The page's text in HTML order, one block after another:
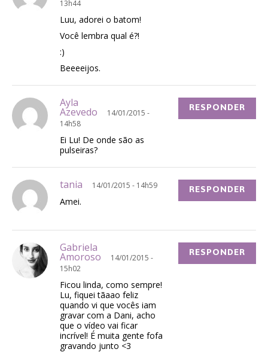
13h44
Luu, adorei o batom!
Você lembra qual é?!
:)
Beeeeijos.
Ayla
Azevedo
14/01/2015 -
14h58
Ei Lu! De onde são as
pulseiras?
RESPONDER
tania 14/01/2015 - 14h59
Amei.
RESPONDER
Gabriela
Amoroso
14/01/2015 -
15h02
Ficou linda, como sempre!
Lu, fiquei tãaao feliz
quando vi que vocês iam
gravar com a Dani, acho
que o vídeo vai ficar
incrível! É muita gente fofa
gravando junto <3
RESPONDER